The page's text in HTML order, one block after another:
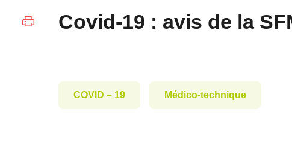
Covid-19 : avis de la
COVID – 19 Médico-technique